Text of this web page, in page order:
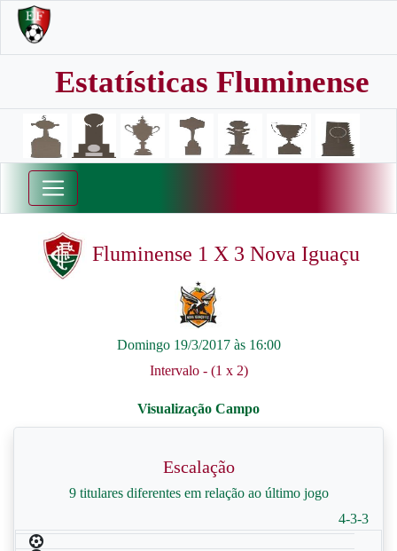
Estatísticas Fluminense
Fluminense 1 X 3 Nova Iguaçu
Domingo 19/3/2017 às 16:00
Intervalo - (1 x 2)
Escalação
9 titulares diferentes em relação ao último jogo
4-3-3